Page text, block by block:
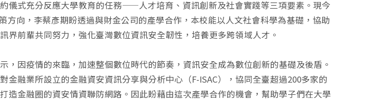
儀式充分反應大學教育的任務——人才培育、資訊創新及社會實踐等三項要素。現今
方向，李蔡彥期盼透過與財金公司的產學合作，本校能以人文社會科學為基礎，協助
界前輩共同努力，強化臺灣數位資訊安全韌性，培養更多跨領域人才。
，因疫情的來臨，加速整個數位時代的節奏，資訊安全成為數位創新的基礎及後盾。
金融業所設立的金融資安資訊分享與分析中心（F-ISAC），協同全臺超過200多家的
造金融圈的資安情資聯防網路。因此盼藉由這次產學合作的機會，幫助學子們在大學